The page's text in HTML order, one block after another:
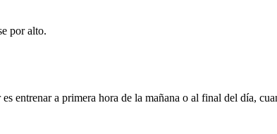
por alto.
entrenar a primera hora de la mañana o al final del día,